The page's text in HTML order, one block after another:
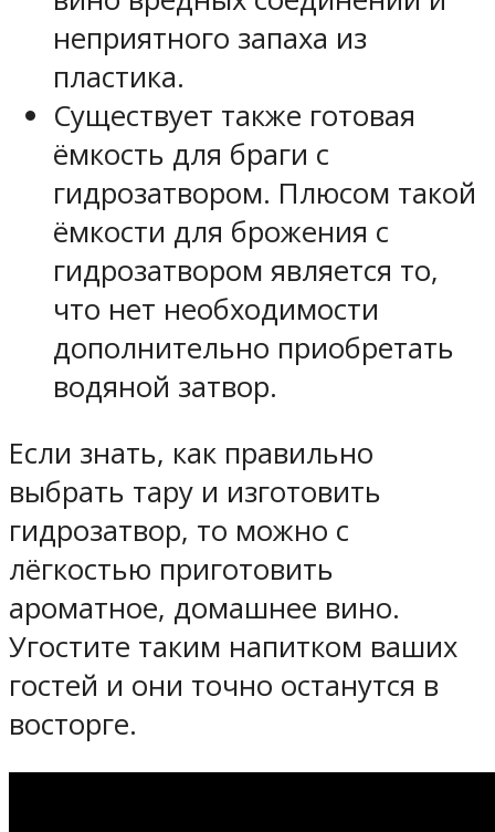
неприятного запаха из
пластика.
Существует также готовая
ёмкость для браги с
гидрозатвором. Плюсом такой
ёмкости для брожения с
гидрозатвором является то,
что нет необходимости
дополнительно приобретать
водяной затвор.
Если знать, как правильно
выбрать тару и изготовить
гидрозатвор, то можно с
лёгкостью приготовить
ароматное, домашнее вино.
Угостите таким напитком ваших
гостей и они точно останутся в
восторге.